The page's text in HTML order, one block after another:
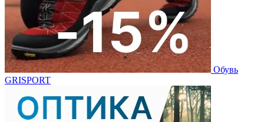
Обувь
GRISPORT